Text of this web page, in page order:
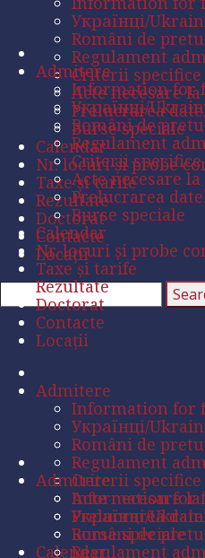
Українці/
Români de
Regulament
Criterii specifice
Acte necesare
Prelucrarea
Burse speciale
Calendar
Nr. locuri și probe
Taxe și tarife
Rezultate
Doctorat
Contacte
Locații
Admitere
Information for
Українці/
Români de
Regulament
Criterii specifice
Acte necesare
Prelucrarea
Burse speciale
Calendar
Nr. locuri și probe
Taxe și tarife
Rezultate
Doctorat
Contacte
Locații
Admitere
Information for
Українці/
Români de
Regulament
Criterii specifice
Acte necesare
Prelucrarea
Burse speciale
Calendar
Admitere
Information for
Українці/
Români de
Regulament